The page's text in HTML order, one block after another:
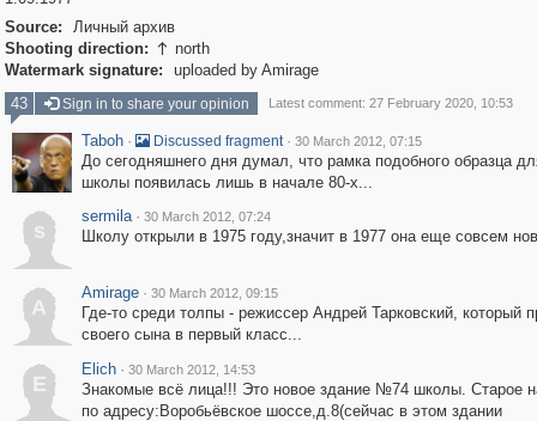
Source:
Личный архив
Shooting direction:  north
Watermark signature:
uploaded by Amirage
43
Sign in to share your opinion Latest comment: 27 February 2020, 10:53
Taboh · Discussed fragment · 30 March 2012, 07:15
До сегодняшнего дня думал, что рамка подобного образца
школы появилась лишь в начале 80-х...
s
sermila · 30 March 2012, 07:24
Школу открыли в 1975 году,значит в 1977 она еще совсем
A
Amirage · 30 March 2012, 09:15
Где-то среди толпы - режиссер Андрей Тарковский, который
своего сына в первый класс...
E
Elich · 30 March 2012, 14:53
Знакомые всё лица!!! Это новое здание №74 школы. Старое
по адресу:Воробьёвское шоссе,д.8(сейчас в этом здании